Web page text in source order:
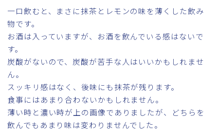
一口飲むと、まさに抹茶とレモンの味を薄くした飲み
物です。
お酒は入っていますが、お酒を飲んでいる感はないで
す。
炭酸がないので、炭酸が苦手な人はいいかもしれませ
ん。
スッキリ感はなく、後味にも抹茶が残ります。
食事にはあまり合わないかもしれません。
薄い時と濃い時が上の画像でありましたが、どちらを
飲んでもあまり味は変わりませんでした。